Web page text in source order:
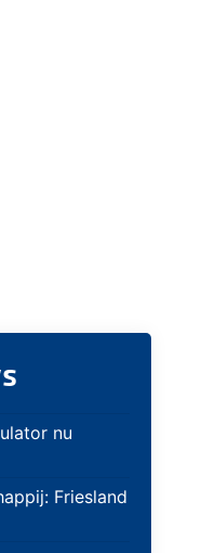
nu
Friesland